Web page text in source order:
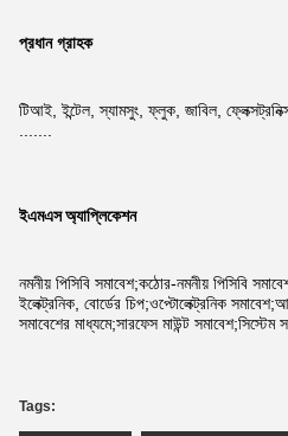
প্রধান গ্রাহক
টিআই, ইন্টেল, স্যামসুং, ফ্লুক, জাবিল,
ইএমএস অ্যাপ্লিকেশন
নমনীয় পিসিবি সমাবেশ;কঠোর-নমনীয় পিসিবি
ইলেক্ট্রনিক, বোর্ডের চিপ;ওপ্টোলেক্ট্রনিক
সমাবেশের মাধ্যমে;সারফেস মাউন্ট সমাবেশ;সিস্টেম
Tags: